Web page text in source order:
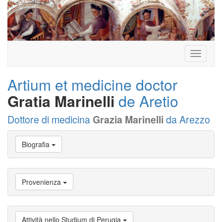
Toggle
Artium et medicine doctor
Gratia Marinelli de Aretio
Dottore di medicina Grazia Marinelli da Arezzo
Vai
Biografia
Provenienza
Vai
a
Carriera
Biografia
Provenienza
Attività nello Studium di Perugia